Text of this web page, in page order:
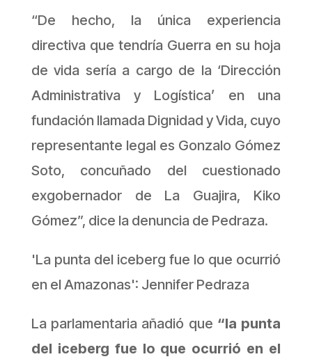
“De hecho, la única experiencia
directiva que tendría Guerra en su hoja
de vida sería a cargo de la ‘Dirección
Administrativa y Logística’ en una
fundación llamada Dignidad y Vida, cuyo
representante legal es Gonzalo Gómez
Soto, concuñado del cuestionado
exgobernador de La Guajira, Kiko
Gómez”, dice la denuncia de Pedraza.
'La punta del iceberg fue lo que ocurrió
en el Amazonas': Jennifer Pedraza
La parlamentaria añadió que “la punta
del iceberg fue lo que ocurrió en el